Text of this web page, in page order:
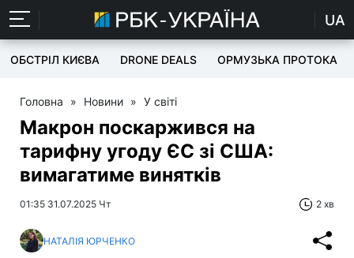
UA
ОБСТРІЛ КИЄВА DRONE DEALS ОРМУЗЬКА ПРОТОКА
Головна » Новини » У світі
Макрон поскаржився на
тарифну угоду ЄС зі США:
вимагатиме винятків
01:35 31.07.2025 Чт 2 хв
НАТАЛІЯ ЮРЧЕНКО